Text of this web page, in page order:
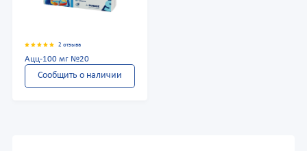
2 отзыва
Ацц-100 мг №20
Сообщить о наличии